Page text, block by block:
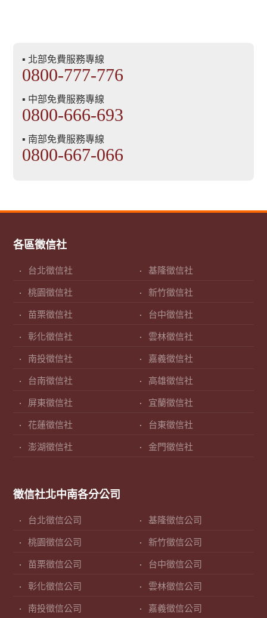
▪ 北部免費服務專線
0800-777-776
▪ 中部免費服務專線
0800-666-693
▪ 南部免費服務專線
0800-667-066
各區徵信社
台北徵信社 基隆徵信社
桃園徵信社 新竹徵信社
苗栗徵信社 台中徵信社
彰化徵信社 雲林徵信社
南投徵信社 嘉義徵信社
台南徵信社 高雄徵信社
屏東徵信社 宜蘭徵信社
花蓮徵信社 台東徵信社
澎湖徵信社 金門徵信社
徵信社北中南各分公司
台北徵信公司 基隆徵信公司
桃園徵信公司 新竹徵信公司
苗栗徵信公司 台中徵信公司
彰化徵信公司 雲林徵信公司
南投徵信公司 嘉義徵信公司